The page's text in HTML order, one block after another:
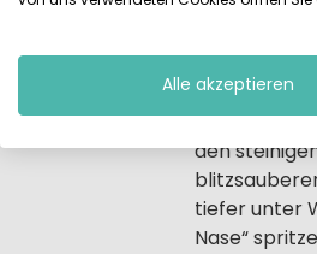
strahlende
Camping
An den
den
tiefer unter
Nase“
Alle akzeptieren